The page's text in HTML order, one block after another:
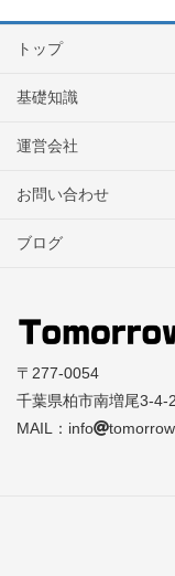
トップ
基礎知識
運営会社
お問い合わせ
ブログ
〒277-0054
千葉県柏市南増尾3-4-
MAIL：info